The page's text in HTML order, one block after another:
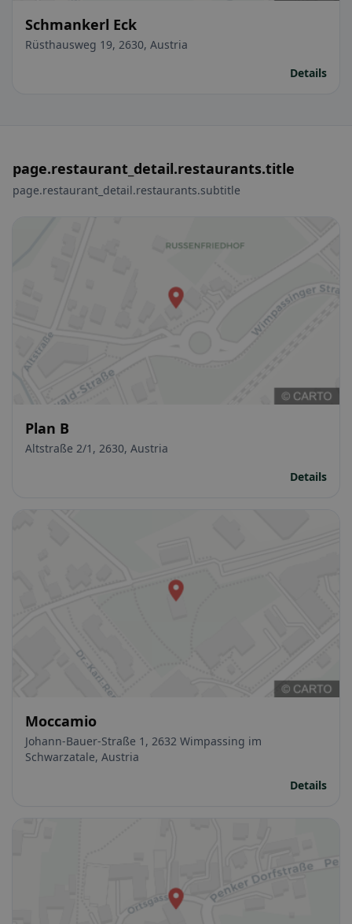
Schmankerl Eck
Rüsthausweg 19, 2630, Austria
Details
page.restaurant_detail.restaurants.title
page.restaurant_detail.restaurants.subtitle
Plan B
Altstraße 2/1, 2630, Austria
Details
Moccamio
Johann-Bauer-Straße 1, 2632 Wimpassing im
Schwarzatale, Austria
Details